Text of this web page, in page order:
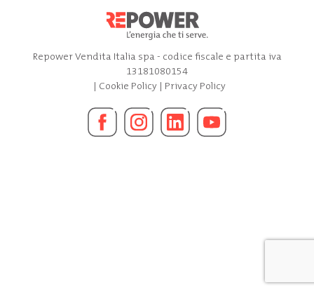
Repower Vendita Italia spa - codice fiscale e partita iva
13181080154
| Cookie Policy| Privacy Policy